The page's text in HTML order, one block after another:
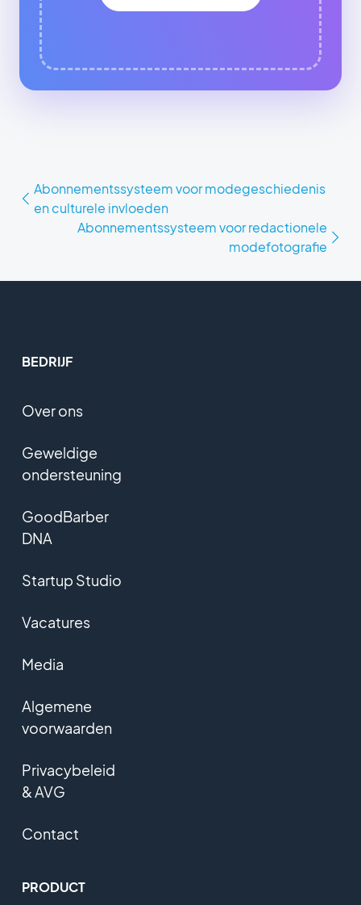
Abonnementssysteem voor modegeschiedenis
en culturele invloeden
Abonnementssysteem voor redactionele
modefotografie
BEDRIJF
Over ons
Geweldige
ondersteuning
GoodBarber
DNA
Startup Studio
Vacatures
Media
Algemene
voorwaarden
Privacybeleid
& AVG
Contact
PRODUCT